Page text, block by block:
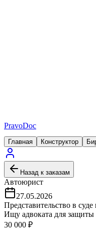
PravoDoc
Главная Конструктор
Назад к заказам
Автоюрист
27.05.2026
Представительство в
Ищу адвоката для защиты
30 000 ₽